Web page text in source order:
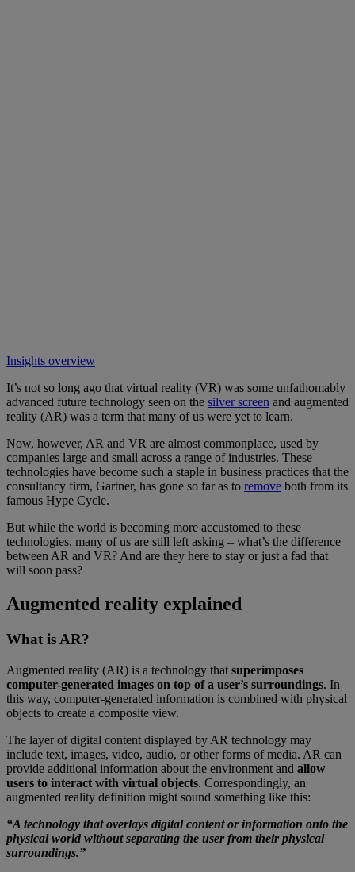
Insights overview
It’s not so long ago that virtual reality (VR) was some unfathomably
advanced future technology seen on the silver screen and augmented
reality (AR) was a term that many of us were yet to learn.
Now, however, AR and VR are almost commonplace, used by
companies large and small across a range of industries. These
technologies have become such a staple in business practices that the
consultancy firm, Gartner, has gone so far as to remove both from its
famous Hype Cycle.
But while the world is becoming more accustomed to these
technologies, many of us are still left asking – what’s the difference
between AR and VR? And are they here to stay or just a fad that
will soon pass?
Augmented reality explained
What is AR?
Augmented reality (AR) is a technology that superimposes
computer-generated images on top of a user’s surroundings. In
this way, computer-generated information is combined with physical
objects to create a composite view.
The layer of digital content displayed by AR technology may
include text, images, video, audio, or other forms of media. AR can
provide additional information about the environment and allow
users to interact with virtual objects. Correspondingly, an
augmented reality definition might sound something like this:
“A technology that overlays digital content or information onto the
physical world without separating the user from their physical
surroundings.”